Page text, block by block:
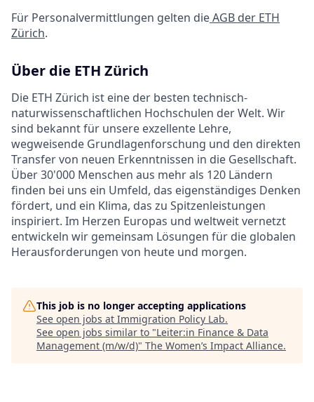
Für Personalvermittlungen gelten dieAGB der ETH
Zürich.
Über die ETH Zürich
Die ETH Zürich ist eine der besten technisch-
naturwissenschaftlichen Hochschulen der Welt. Wir
sind bekannt für unsere exzellente Lehre,
wegweisende Grundlagenforschung und den direkten
Transfer von neuen Erkenntnissen in die Gesellschaft.
Über 30'000 Menschen aus mehr als 120 Ländern
finden bei uns ein Umfeld, das eigenständiges Denken
fördert, und ein Klima, das zu Spitzenleistungen
inspiriert. Im Herzen Europas und weltweit vernetzt
entwickeln wir gemeinsam Lösungen für die globalen
Herausforderungen von heute und morgen.
This job is no longer accepting applications
See open jobs at Immigration Policy Lab.
See open jobs similar to "Leiter:in Finance & Data
Management (m/w/d)" The Women’s Impact Alliance.